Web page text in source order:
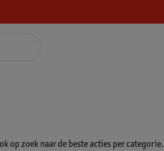
op zoek naar de beste acties per categorie.